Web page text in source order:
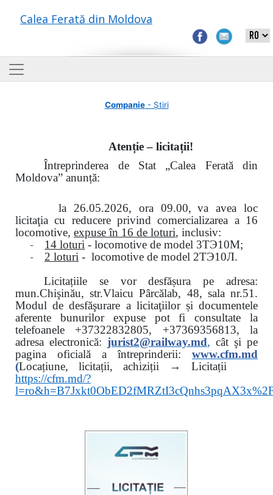
Calea Ferată din Moldova
Companie- Știri
Atenție – licitații!
Întreprinderea de Stat „Calea Ferată din
Moldova” anunță:
la 26.05.2026, ora 09.00, va avea loc
licitaţia cu reducere privind comercializarea a 16
locomotive, expuse în 16 de loturi, inclusiv:
- 14 loturi - locomotive de model 3ТЭ10М;
- 2 loturi - locomotive de model 2ТЭ10Л.
Licitațiile se vor desfășura pe adresa:
mun.Chişinău, str.Vlaicu Pârcălab, 48, sala nr.51.
Modul de desfăşurare a licitaţiilor și documentele
aferente bunurilor expuse pot fi consultate la
telefoanele +37322832805, +37369356813, la
adresa electronică: jurist2@railway.md, cât şi pe
pagina oficială a întreprinderii:
www.cfm.md
(Locațiune, licitații, achiziții → Licitații
https://cfm.md/?